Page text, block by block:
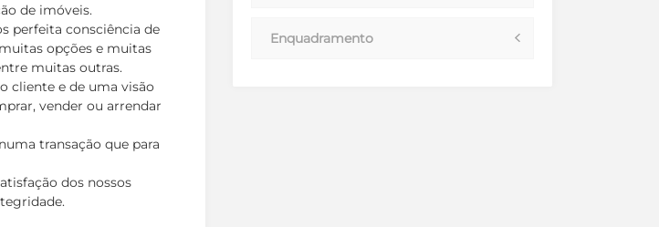
de imóveis.
perfeita consciência de
opções e muitas
muitas outras.
cliente e de uma visão
vender ou arrendar
transação que para
dos nossos
Enquadramento